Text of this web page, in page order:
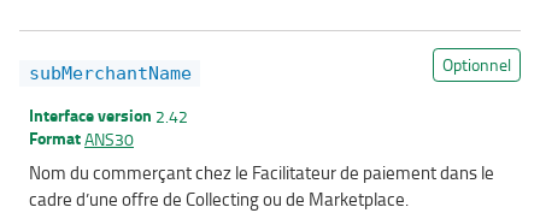
subMerchantName Optionnel
Interface version 2.42
FormatANS30
Nom du commerçant chez le Facilitateur de paiement dans le
cadre d’une offre de Collecting ou de Marketplace.